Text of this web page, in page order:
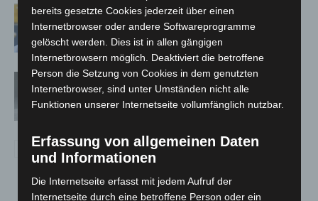
Maskenpflicht im GVH entfällt ab 02.
Februar
Absonderungsverordnung in
Niedersachsen läuft zum Monatsende
aus
bereits gesetzte Cookies jederzeit über einen
Internetbrowser oder andere Softwareprogramme
gelöscht werden. Dies ist in allen gängigen
Internetbrowsern möglich. Deaktiviert die betroffene
Person die Setzung von Cookies in dem genutzten
Internetbrowser, sind unter Umständen nicht alle
Funktionen unserer Internetseite vollumfänglich nutzbar.
Erfassung von allgemeinen Daten
und Informationen
Die Internetseite erfasst mit jedem Aufruf der
Internetseite durch eine betroffene Person oder ein